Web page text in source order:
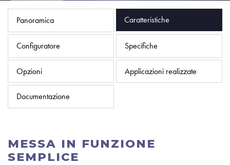
Panoramica Caratteristiche
Configuratore Specifiche
Opzioni Applicazioni realizzate
Documentazione
MESSA IN FUNZIONE
SEMPLICE